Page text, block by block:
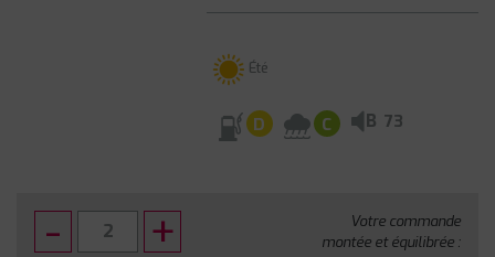
Été
D C B 73
Votre commande
montée et équilibrée :